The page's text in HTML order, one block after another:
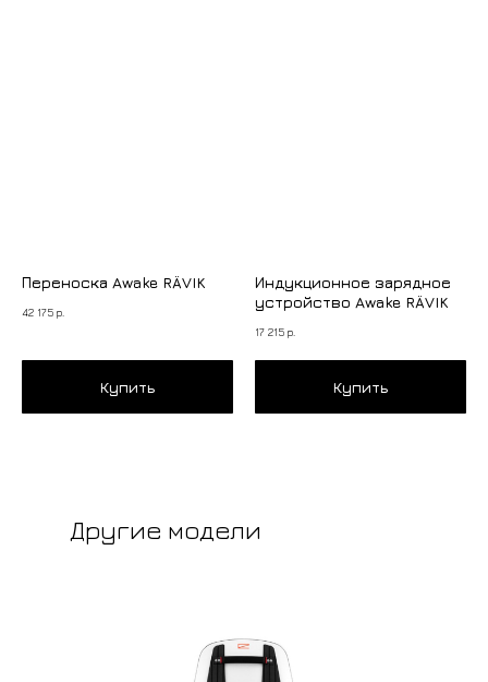
Переноска Awake RÄVIK
42 175 р.
Купить
Индукционное зарядное
устройство Awake RÄVIK
17 215 р.
Купить
Другие модели